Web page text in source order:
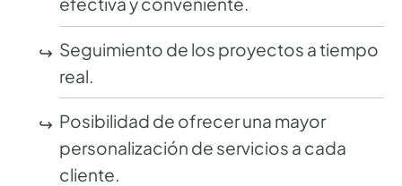
Seguimiento de los proyectos a tiempo
real.
Posibilidad de ofrecer una mayor
personalización de servicios a cada
cliente.